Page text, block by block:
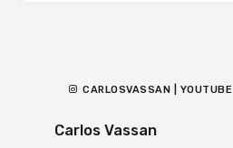
CARLOSVASSAN | YOUTUBE
Carlos Vassan